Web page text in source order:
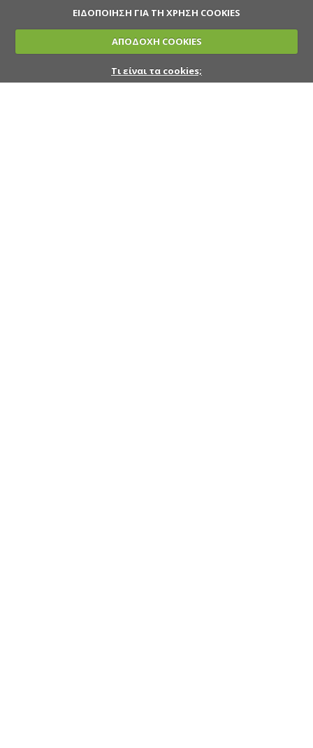
ΕΙΔΟΠΟΙΗΣΗ ΓΙΑ ΤΗ ΧΡΗΣΗ COOKIES
ΑΠΟΔΟΧΗ COOKIES
Τι είναι τα cookies;